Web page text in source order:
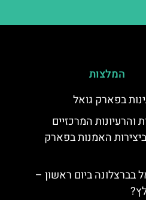
המלצות
בפארק גואל
והרעיונות המרכזיים
האמנות בפארק
בברצלונה ביום ראשון –